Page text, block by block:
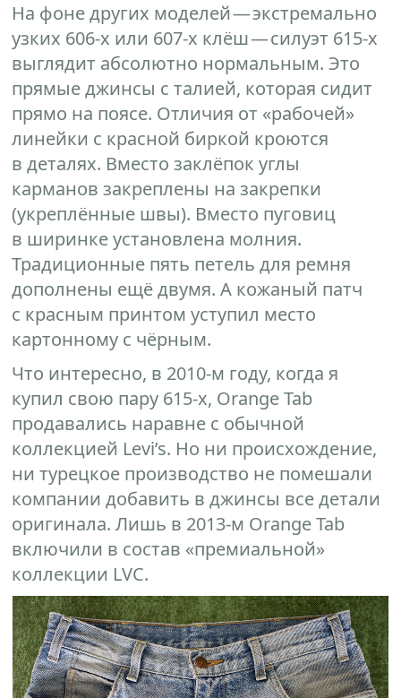
На фоне других моделей — экстремально
узких 606-х или 607-х клёш — силуэт 615-х
выглядит абсолютно нормальным. Это
прямые джинсы с талией, которая сидит
прямо на поясе. Отличия от «рабочей»
линейки с красной биркой кроются
в деталях. Вместо заклёпок углы
карманов закреплены на закрепки
(укреплённые швы). Вместо пуговиц
в ширинке установлена молния.
Традиционные пять петель для ремня
дополнены ещё двумя. А кожаный патч
с красным принтом уступил место
картонному с чёрным.
Что интересно, в 2010-м году, когда я
купил свою пару 615-х, Orange Tab
продавались наравне с обычной
коллекцией Levi’s. Но ни происхождение,
ни турецкое производство не помешали
компании добавить в джинсы все детали
оригинала. Лишь в 2013-м Orange Tab
включили в состав «премиальной»
коллекции LVC.